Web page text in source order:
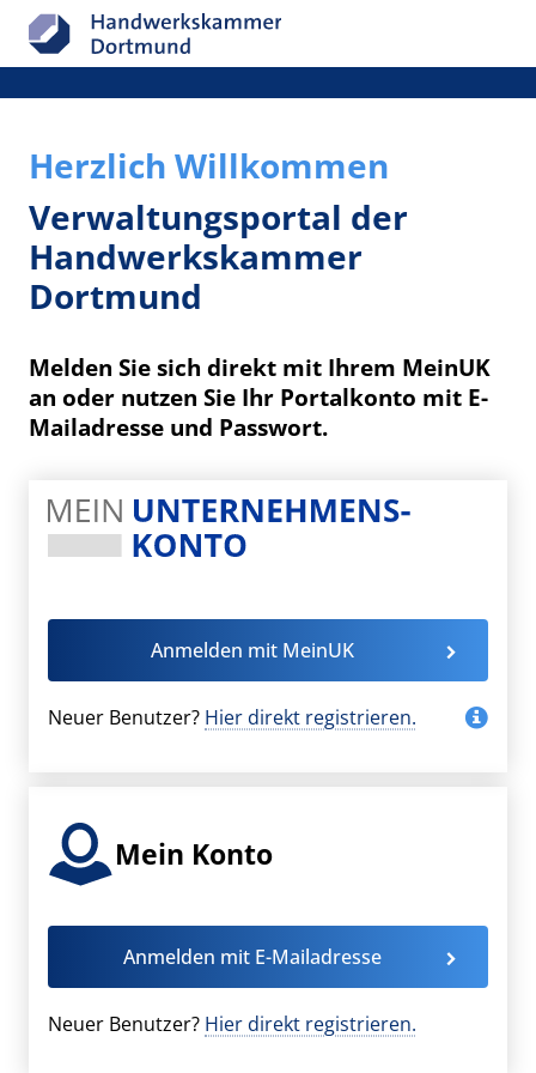
Herzlich Willkommen
Verwaltungsportal der
Handwerkskammer
Dortmund
Melden Sie sich direkt mit Ihrem MeinUK
an oder nutzen Sie Ihr Portalkonto mit E-
Mailadresse und Passwort.
Anmelden mit MeinUK
Neuer Benutzer? Hier direkt registrieren.
Mein Konto
Anmelden mit E-Mailadresse
Neuer Benutzer? Hier direkt registrieren.